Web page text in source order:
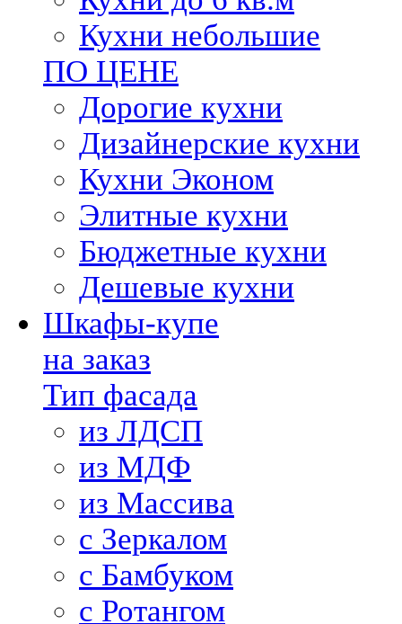
Кухни небольшие
ПО ЦЕНЕ
Дорогие кухни
Дизайнерские кухни
Кухни Эконом
Элитные кухни
Бюджетные кухни
Дешевые кухни
Шкафы-купе
на заказ
Тип фасада
из ЛДСП
из МДФ
из Массива
с Зеркалом
с Бамбуком
с Ротангом